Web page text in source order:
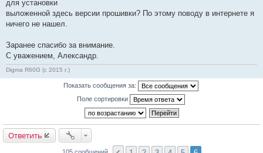
для установки
выложенной здесь версии прошивки? По этому поводу в интернете я
ничего не нашел.
Заранее спасибо за внимание.
С уважением, Александр.
Digma R60G (с 2015 г.)
Показать сообщения за:
Поле сортировки
Ответить